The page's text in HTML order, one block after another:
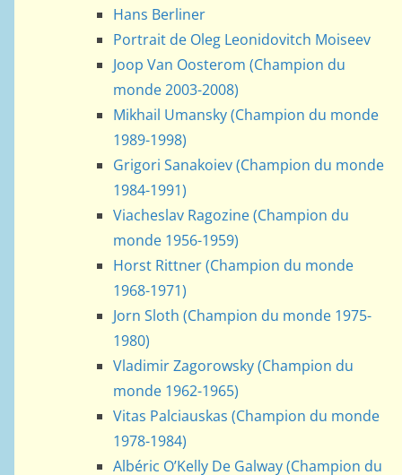
Hans Berliner
Portrait de Oleg Leonidovitch Moiseev
Joop Van Oosterom (Champion du
monde 2003-2008)
Mikhail Umansky (Champion du monde
1989-1998)
Grigori Sanakoiev (Champion du monde
1984-1991)
Viacheslav Ragozine (Champion du
monde 1956-1959)
Horst Rittner (Champion du monde
1968-1971)
Jorn Sloth (Champion du monde 1975-
1980)
Vladimir Zagorowsky (Champion du
monde 1962-1965)
Vitas Palciauskas (Champion du monde
1978-1984)
Albéric O’Kelly De Galway (Champion du